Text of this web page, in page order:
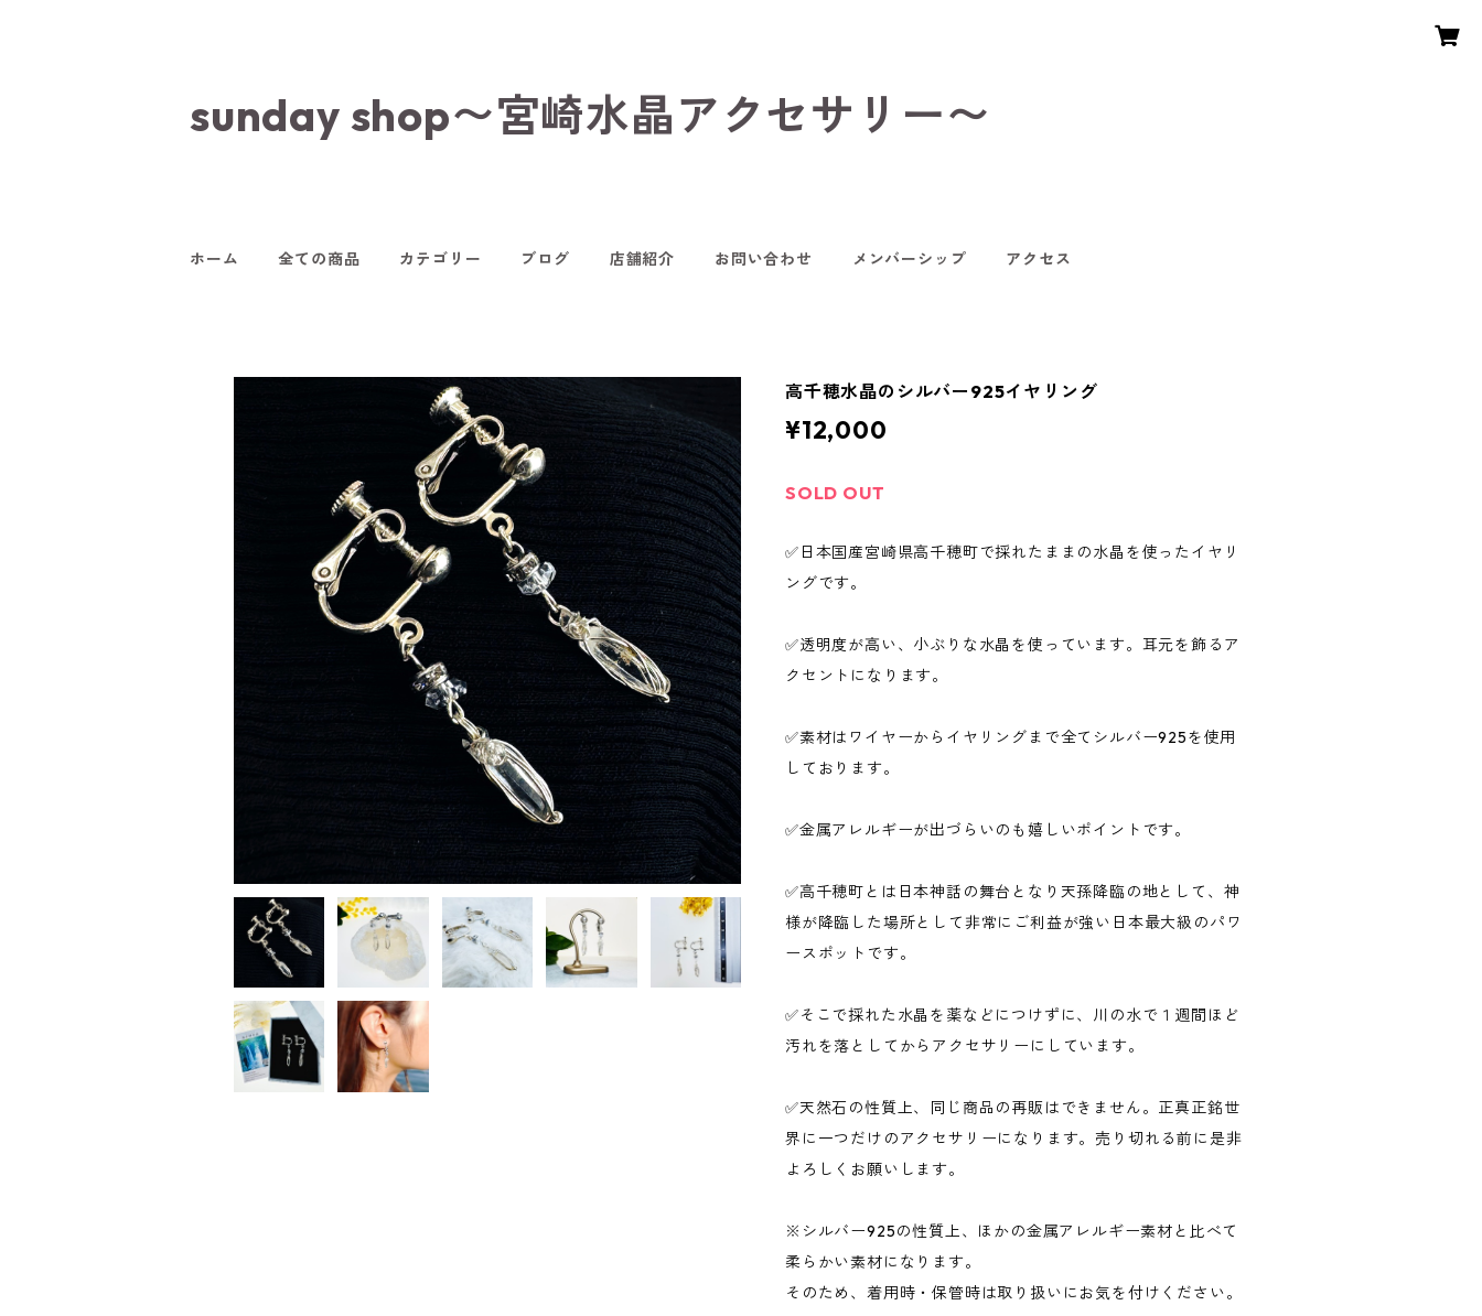
sunday shop〜宮崎水晶アクセサリー〜
ホーム 全ての商品 カテゴリー ブログ 店舗紹介 お問い合わせ メンバーシップ アクセス
高千穂水晶のシルバー925イヤリング
¥12,000
SOLD OUT
✅日本国産宮崎県高千穂町で採れたままの水晶を使ったイヤリ
ングです。
✅透明度が高い、小ぶりな水晶を使っています。耳元を飾るア
クセントになります。
✅素材はワイヤーからイヤリングまで全てシルバー925を使用
しております。
✅金属アレルギーが出づらいのも嬉しいポイントです。
✅高千穂町とは日本神話の舞台となり天孫降臨の地として、神
様が降臨した場所として非常にご利益が強い日本最大級のパワ
ースポットです。
✅そこで採れた水晶を薬などにつけずに、川の水で１週間ほど
汚れを落としてからアクセサリーにしています。
✅天然石の性質上、同じ商品の再販はできません。正真正銘世
界に一つだけのアクセサリーになります。売り切れる前に是非
よろしくお願いします。
※シルバー925の性質上、ほかの金属アレルギー素材と比べて
柔らかい素材になります。
そのため、着用時・保管時は取り扱いにお気を付けください。